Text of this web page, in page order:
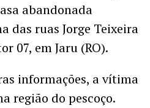
abandonada
das ruas Jorge Teixeira
07, em Jaru (RO).
informações, a vítima
região do pescoço.